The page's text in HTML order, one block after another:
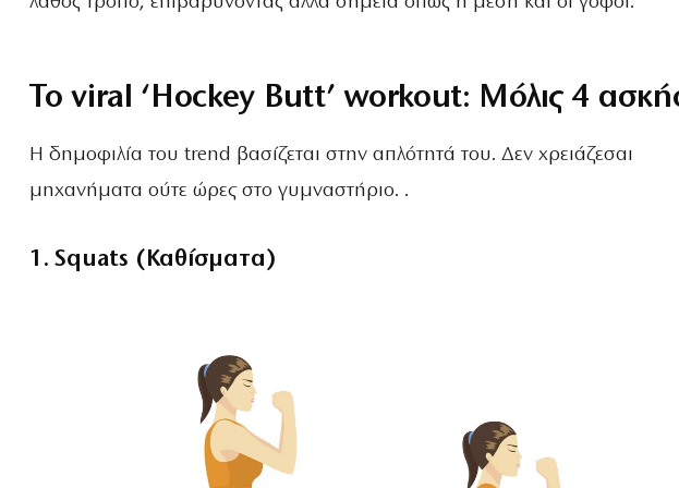
Το viral ‘Hockey Butt’ workout: Mόλις 4
Η δημοφιλία του trend βασίζεται στην απλότητά του. Δεν χρειάζεσαι
μηχανήματα ούτε ώρες στο γυμναστήριο. .
1. Squats (Καθίσματα)